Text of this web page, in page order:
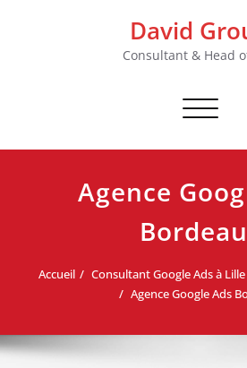
David
Consultant & Head
Agence
Accueil Consultant Google Ads à Lille
Agence Google Ads